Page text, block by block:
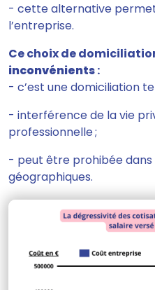
- cette alternative
l’entreprise.
Ce choix de
inconvénients:
- c’est une domiciliation
- interférence de la vie
professionnelle;
- peut être prohibée
géographiques.